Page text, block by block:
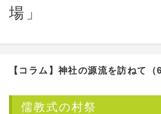
場」
【コラム】 神社の源流を訪ねて（
儒教式の村祭